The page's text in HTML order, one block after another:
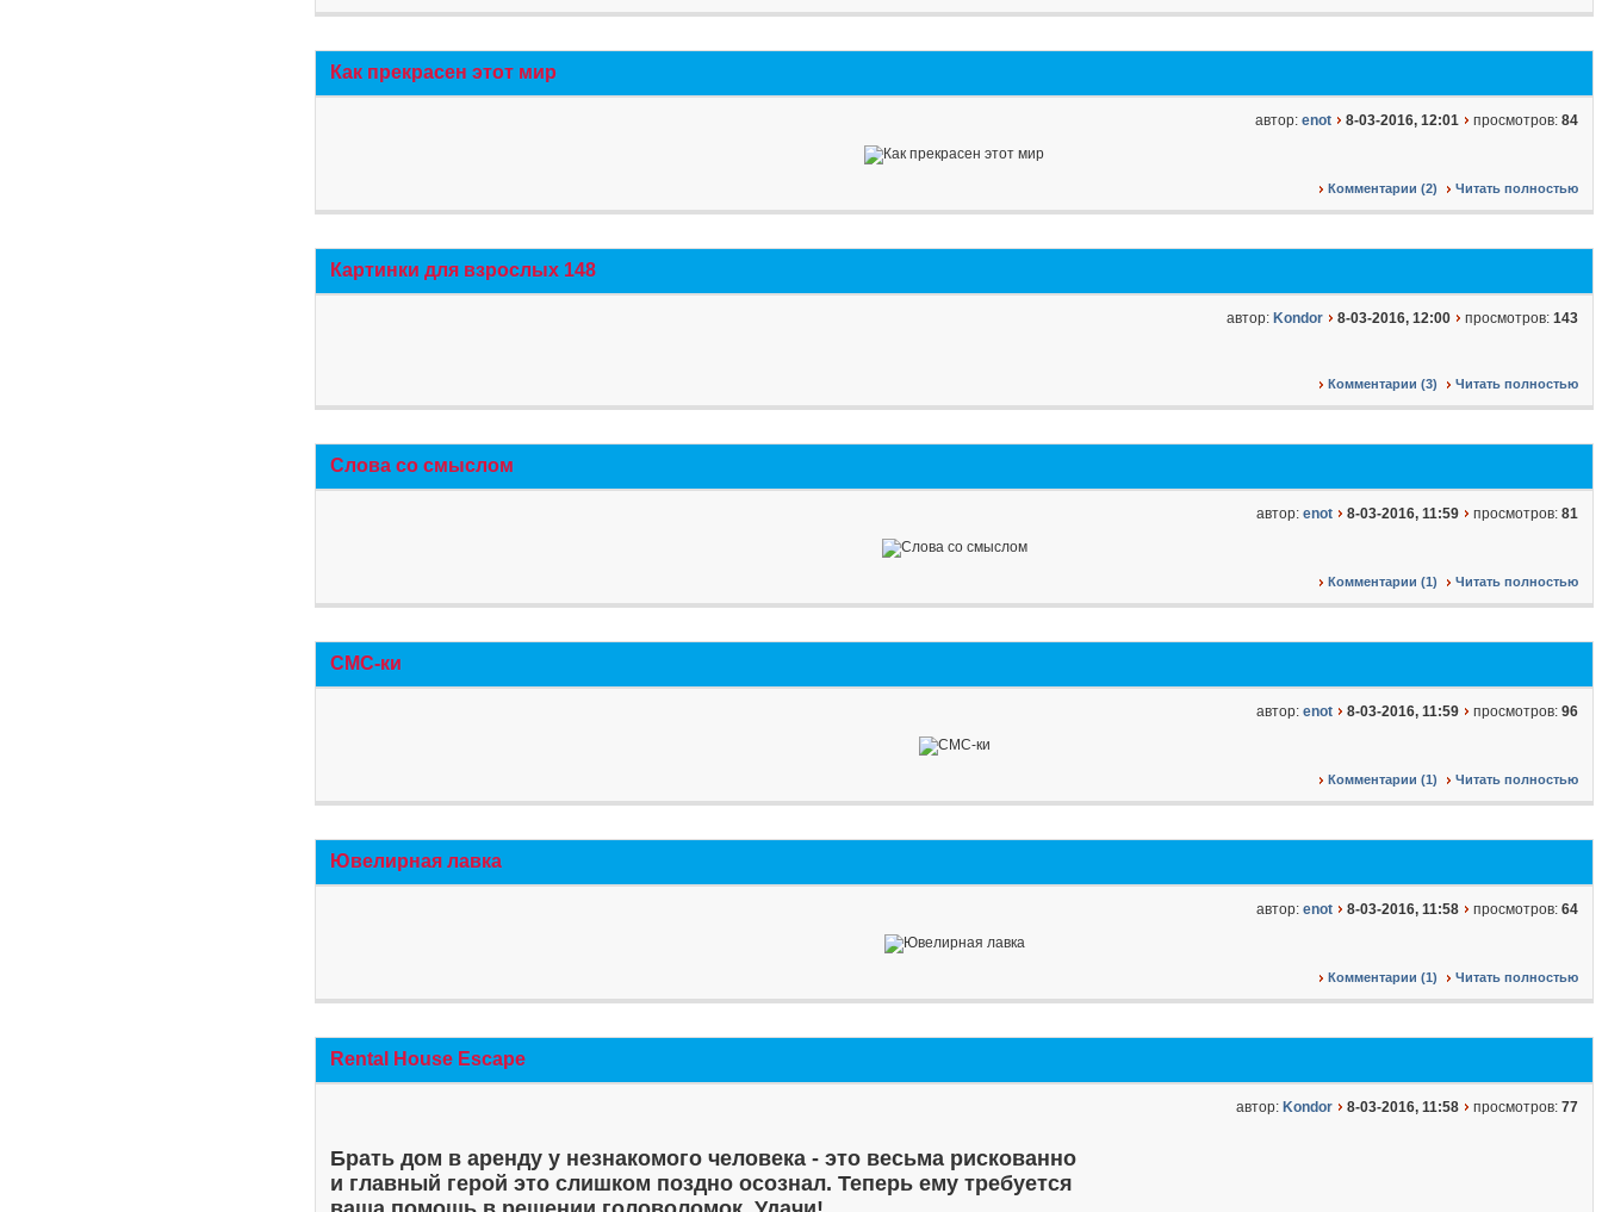
Как прекрасен этот мир
автор: enot 8-03-2016, 12:01 просмотров: 84
Комментарии (2) Читать полностью
Картинки для взрослых 148
автор: Kondor 8-03-2016, 12:00 просмотров: 143
Комментарии (3) Читать полностью
Слова со смыслом
автор: enot 8-03-2016, 11:59 просмотров: 81
Комментарии (1) Читать полностью
СМС-ки
автор: enot 8-03-2016, 11:59 просмотров: 96
Комментарии (1) Читать полностью
Ювелирная лавка
автор: enot 8-03-2016, 11:58 просмотров: 64
Комментарии (1) Читать полностью
Rental House Escape
автор: Kondor 8-03-2016, 11:58 просмотров: 77
Брать дом в аренду у незнакомого человека - это весьма рискованно
и главный герой это слишком поздно осознал. Теперь ему требуется